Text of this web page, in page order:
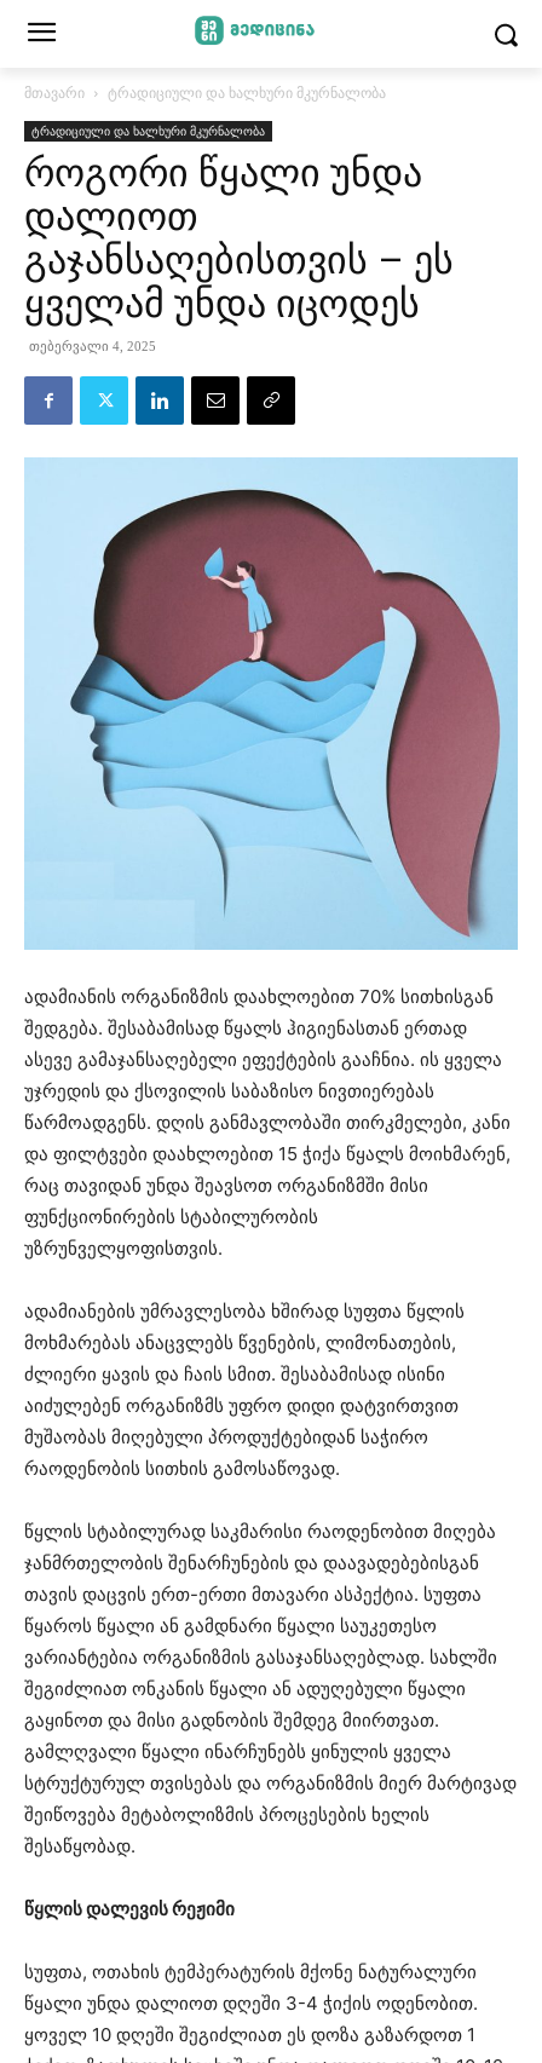
მთავარი ტრადიციული და ხალხური მკურნალობა
ტრადიციული და ხალხური მკურნალობა
როგორი წყალი უნდა
დალიოთ
გაჯანსაღებისთვის – ეს
ყველამ უნდა იცოდეს
თებერვალი 4, 2025
ადამიანის ორგანიზმის დაახლოებით 70% სითხისგან
შედგება. შესაბამისად წყალს ჰიგიენასთან ერთად
ასევე გამაჯანსაღებელი ეფექტების გააჩნია. ის ყველა
უჯრედის და ქსოვილის საბაზისო ნივთიერებას
წარმოადგენს. დღის განმავლობაში თირკმელები, კანი
და ფილტვები დაახლოებით 15 ჭიქა წყალს მოიხმარენ,
რაც თავიდან უნდა შეავსოთ ორგანიზმში მისი
ფუნქციონირების სტაბილურობის
უზრუნველყოფისთვის.
ადამიანების უმრავლესობა ხშირად სუფთა წყლის
მოხმარებას ანაცვლებს წვენების, ლიმონათების,
ძლიერი ყავის და ჩაის სმით. შესაბამისად ისინი
აიძულებენ ორგანიზმს უფრო დიდი დატვირთვით
მუშაობას მიღებული პროდუქტებიდან საჭირო
რაოდენობის სითხის გამოსაწოვად.
წყლის სტაბილურად საკმარისი რაოდენობით მიღება
ჯანმრთელობის შენარჩუნების და დაავადებებისგან
თავის დაცვის ერთ-ერთი მთავარი ასპექტია. სუფთა
წყაროს წყალი ან გამდნარი წყალი საუკეთესო
ვარიანტებია ორგანიზმის გასაჯანსაღებლად. სახლში
შეგიძლიათ ონკანის წყალი ან ადუღებული წყალი
გაყინოთ და მისი გადნობის შემდეგ მიირთვათ.
გამლღვალი წყალი ინარჩუნებს ყინულის ყველა
სტრუქტურულ თვისებას და ორგანიზმის მიერ მარტივად
შეიწოვება მეტაბოლიზმის პროცესების ხელის
შესაწყობად.
წყლის დალევის რეჟიმი
სუფთა, ოთახის ტემპერატურის მქონე ნატურალური
წყალი უნდა დალიოთ დღეში 3-4 ჭიქის ოდენობით.
ყოველ 10 დღეში შეგიძლიათ ეს დოზა გაზარდოთ 1